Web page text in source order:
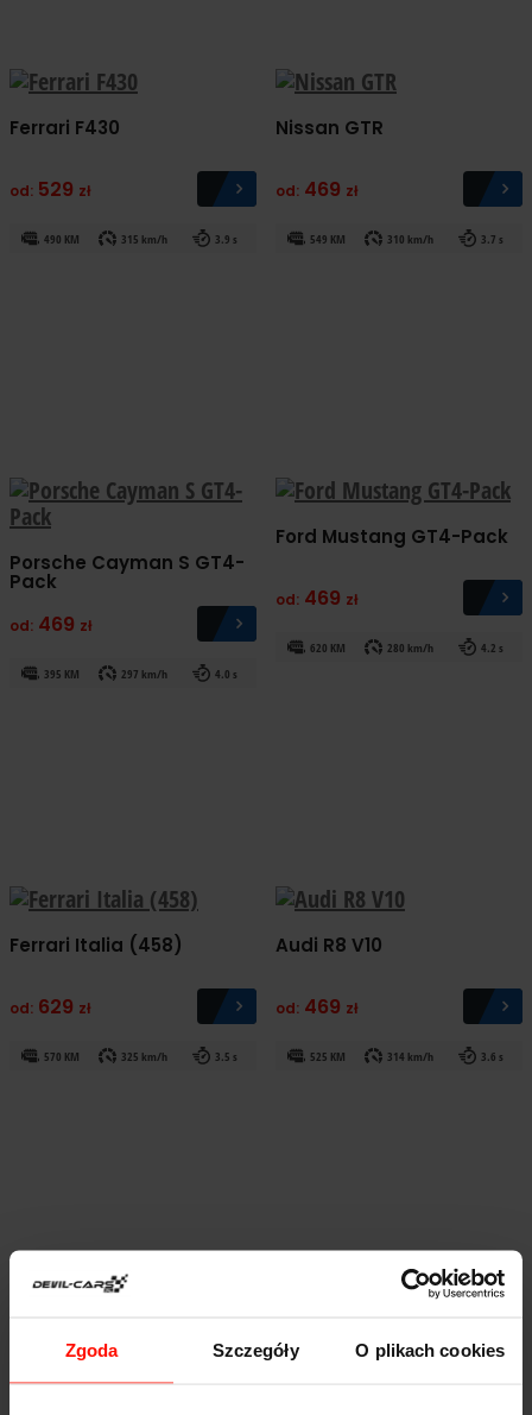
Zgoda Szczegóły O plikach cookies
Ferrari F430
od: 529 zł
490 KM 315 km/h 3.9 s
Nissan GTR
od: 469 zł
549 KM 310 km/h 3.7 s
Porsche Cayman S GT4-
Pack
od: 469 zł
395 KM 297 km/h 4.0 s
Ford Mustang GT4-Pack
od: 469 zł
620 KM 280 km/h 4.2 s
Ferrari Italia (458)
od: 629 zł
570 KM 325 km/h 3.5 s
Audi R8 V10
od: 469 zł
525 KM 314 km/h 3.6 s
Ariel Atom